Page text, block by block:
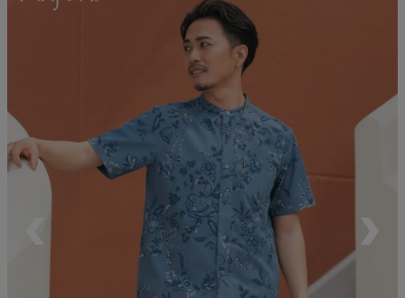
ペア商品